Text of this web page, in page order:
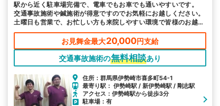
駅から近く駐車場完備で、電車でもお車でも通いやすいです。
交通事故施術や鍼施術が得意ですのでお気軽にお越しください。
土曜日も営業で、お忙しい方も来院しやすい環境で皆様のお越し
をお待ちしております。
お見舞金最大20,000円支給
交通事故施術の無料相談あり
住所：群馬県伊勢崎市喜多町54-1
最寄り駅： 伊勢崎駅 / 新伊勢崎駅 / 剛志駅
アクセス：伊勢崎駅から徒歩3分
駐車場：有